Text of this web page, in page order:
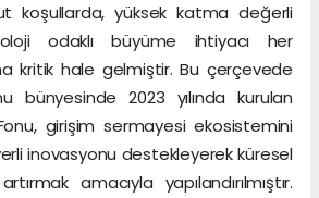
koşullarda, yüksek katma değerli
odaklı büyüme ihtiyacı her
kritik hale gelmiştir. Bu çerçevede
bünyesinde 2023 yılında kurulan
girişim sermayesi ekosistemini
inovasyonu destekleyerek küresel
amacıyla yapılandırılmıştır.